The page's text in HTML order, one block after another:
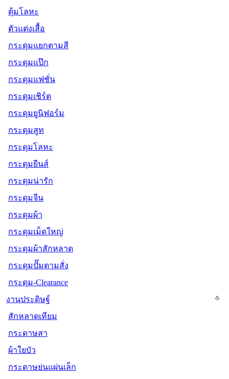
ตุ้มโลหะ
ตัวแต่งเสื้อ
กระดุมแยกตามสี
กระดุมแป๊ก
กระดุมแฟชั่น
กระดุมเชิร์ต
กระดุมยูนิฟอร์ม
กระดุมสูท
กระดุมโลหะ
กระดุมยีนส์
กระดุมน่ารัก
กระดุมจีน
กระดุมผ้า
กระดุมเม็ดใหญ่
กระดุมผ้าสักหลาด
กระดุมปั๊มตามสั่ง
กระดุม-Clearance
งานประดิษฐ์
สักหลาดเทียม
กระดาษสา
ผ้าใยบัว
กระดาษย่นแผ่นเล็ก